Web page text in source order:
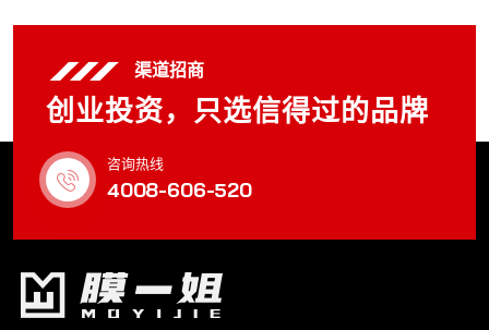
渠道招商
创业投资，只选信得过的品牌
咨询热线
4008-606-520